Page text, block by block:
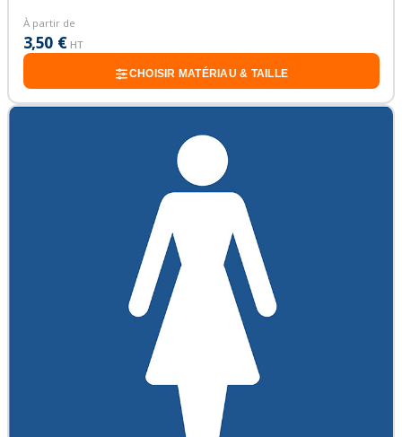
À partir de
3,50 € HT
CHOISIR MATÉRIAU & TAILLE